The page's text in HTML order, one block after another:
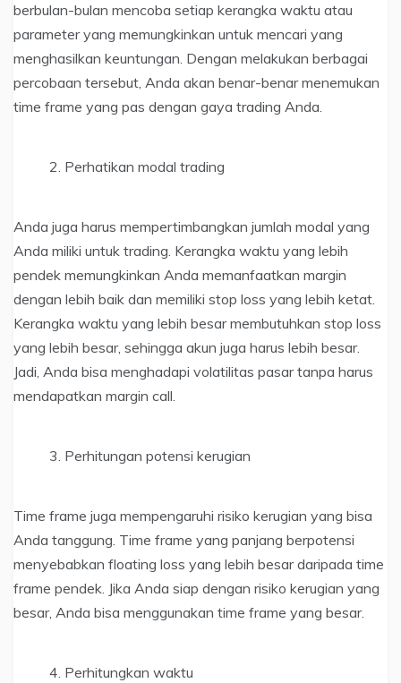
berbulan-bulan mencoba setiap kerangka waktu atau
parameter yang memungkinkan untuk mencari yang
menghasilkan keuntungan. Dengan melakukan berbagai
percobaan tersebut, Anda akan benar-benar menemukan
time frame yang pas dengan gaya trading Anda.
Perhatikan modal trading
Anda juga harus mempertimbangkan jumlah modal yang
Anda miliki untuk trading. Kerangka waktu yang lebih
pendek memungkinkan Anda memanfaatkan margin
dengan lebih baik dan memiliki stop loss yang lebih ketat.
Kerangka waktu yang lebih besar membutuhkan stop loss
yang lebih besar, sehingga akun juga harus lebih besar.
Jadi, Anda bisa menghadapi volatilitas pasar tanpa harus
mendapatkan margin call.
Perhitungan potensi kerugian
Time frame juga mempengaruhi risiko kerugian yang bisa
Anda tanggung. Time frame yang panjang berpotensi
menyebabkan floating loss yang lebih besar daripada time
frame pendek. Jika Anda siap dengan risiko kerugian yang
besar, Anda bisa menggunakan time frame yang besar.
Perhitungkan waktu